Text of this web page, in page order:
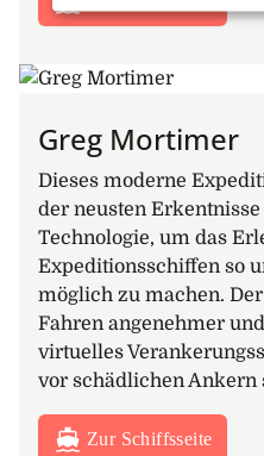
steil in die Höhe,
Küste entlang und
14. – 17. Tag: Südgeorgien
Zodiacs werden Sie vom
Sie einige der grössten
Welt besuchen können,
zwischen Pelzrobben und
unternehmen. Der Plan
einst blühenden
besuchen und Sir Ernest
unglaubliche
Greg Mortimer
Dieses moderne
der neusten
Technologie, um das
Expeditionsschiffen so
möglich zu machen.
Fahren angenehmer
virtuelles
vor schädlichen Ankern
Zur Schiffsseite